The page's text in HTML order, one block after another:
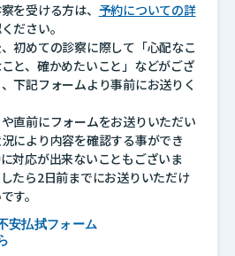
を受ける方は、 予約についての詳
ださい。
初めての診察に際して「心配なこ
と、確かめたいこと」などがござ
下記フォームより事前にお送りく
直前にフォームをお送りいただい
により内容を確認する事ができ
対応が出来ないこともございま
たら2日前までにお送りいただけ
す。
安払拭フォーム